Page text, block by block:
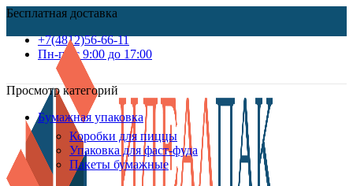
Бесплатная доставка
+7(4812)56-66-11
Пн-пт c 9:00 до 17:00
Просмотр категорий
Бумажная упаковка
Коробки для пиццы
Упаковка для фаст-фуда
Пакеты бумажные